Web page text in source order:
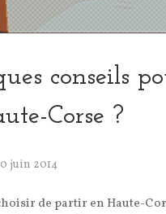
conseils
Corse ?
juin 2014
de partir en Haute-